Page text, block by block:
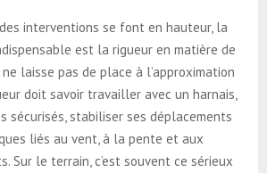
interventions se font en hauteur, la
est la rigueur en matière de
laisse pas de place à l’approximation
doit savoir travailler avec un harnais,
sécurisés, stabiliser ses déplacements
liés au vent, à la pente et aux
Sur le terrain, c’est souvent ce sérieux